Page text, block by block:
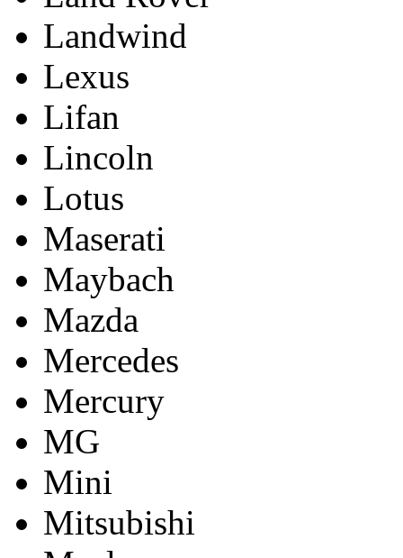
Landwind
Lexus
Lifan
Lincoln
Lotus
Maserati
Maybach
Mazda
Mercedes
Mercury
MG
Mini
Mitsubishi